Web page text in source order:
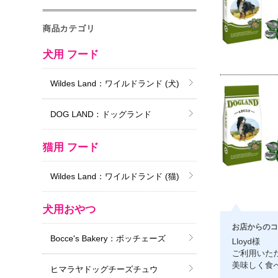
お店からの
Lloyd様
ご利用いた
美味しく食
商品カテゴリ
犬用 フード
Wildes Land：ワイルドランド (犬)
DOG LAND：ドッグランド
猫用 フード
Wildes Land：ワイルドランド (猫)
犬用おやつ
Bocce's Bakery：ボッチェーズ
ヒマラヤドッグチーズチュウ